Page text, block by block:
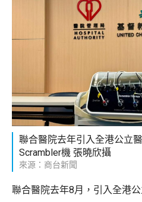
聯合醫院去年引入全港公立
Scrambler機 張曉欣攝
來源：商台新聞
聯合醫院去年8月，引入全港